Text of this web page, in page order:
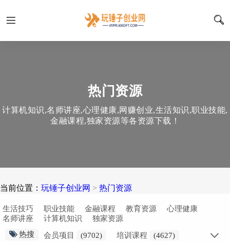
热门资源
计算机知识,名师讲座,心理健康,网赚创业,生活知识,职业技能,
金融课程,独家资源等各资源下载！
当前位置： 玩锤子创业网 > 热门资源
生活技巧 职业技能 金融课程 教育资源
心理健康
名师讲座
计算机知识
独家资源
热搜
会员项目 (9702) 培训课程
(4627)